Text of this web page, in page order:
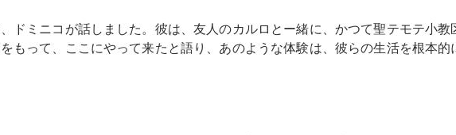
ドミニコが話しました。彼は、友人のカルロとー緒に、かつて聖テモテ小
もって、ここにやって来たと語り、あのような体験は、彼らの生活を根本